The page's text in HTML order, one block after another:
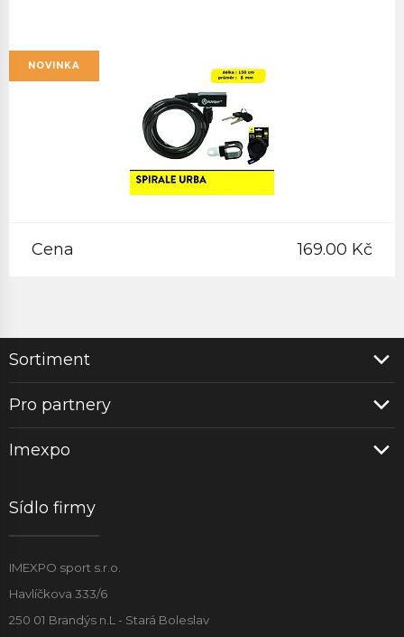
NOVINKA
Cena 169.00 Kč
Sortiment
Pro partnery
Imexpo
Sídlo firmy
IMEXPO sport s.r.o.
Havlíčkova 333/6
250 01 Brandýs n.L - Stará Boleslav